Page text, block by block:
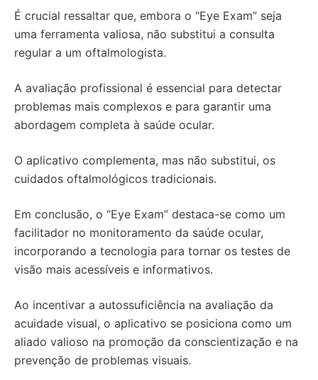
É crucial ressaltar que, embora o “Eye Exam” seja
uma ferramenta valiosa, não substitui a consulta
regular a um oftalmologista.
A avaliação profissional é essencial para detectar
problemas mais complexos e para garantir uma
abordagem completa à saúde ocular.
O aplicativo complementa, mas não substitui, os
cuidados oftalmológicos tradicionais.
Em conclusão, o “Eye Exam” destaca-se como um
facilitador no monitoramento da saúde ocular,
incorporando a tecnologia para tornar os testes de
visão mais acessíveis e informativos.
Ao incentivar a autossuficiência na avaliação da
acuidade visual, o aplicativo se posiciona como um
aliado valioso na promoção da conscientização e na
prevenção de problemas visuais.